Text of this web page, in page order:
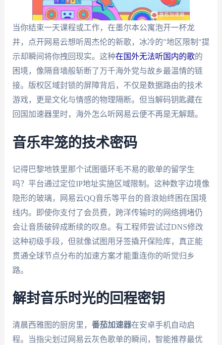
当你结束一天课程或工作，在墨尔本公寓泡开一杯龙
井，点开网易云想听周杰伦的新歌，冰冷的"地区限制"提
示却瞬间将你拽回现实。这种在国外无法听国内的歌的
困境，像隔音墙般斩断了万千海外党与故乡最温情的链
接。版权区域封锁的屏障背后，不仅是数据路由的技术
游戏，更是文化与情感的物理隔断。但当解码钥匙藏在
回国加速器里时，海外怎么听网易云便不再是无解题。
音乐牢笼的技术密码
记得巴黎地铁里那个试图循环毛不易的歌单的留学生
吗？平台通过定位IP地址实施区域限制。这种数字边境像
隐形的玻璃，网易云QQ音乐等平台的音浪始终困在国境
线内。即使你支付了会员费，跨洋传输时的网络拥堵仍
会让音质破碎成断续的叹息。有工程师尝试过DNS修改
这种初级手段，但就像试图用牙签撬开保险库，真正能
贯通全球节点分布的加速方案才能重连你的听觉归乡
路。
解封音乐时光的回程密钥
清晨西雅图的厨房里， 番茄加速器在安卓手机自动启
程。当指尖划过网易云灰色歌单的瞬间，智能推荐最优